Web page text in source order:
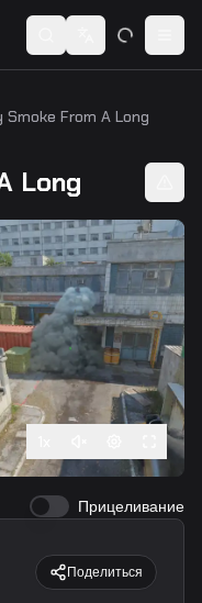
Switch language
Smoke From A Long
Long
Прицеливание
Поделиться